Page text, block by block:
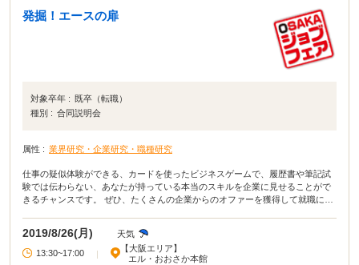
発掘！エースの扉
対象卒年 : 既卒（転職）
種別 : 合同説明会
属性 : 業界研究・企業研究・職種研究
仕事の疑似体験ができる、カードを使ったビジネスゲームで、履歴書や筆記試
験では伝わらない、あなたが持っている本当のスキルを企業に見せることがで
きるチャンスです。 ぜひ、たくさんの企業からのオファーを獲得して就職につ
2019/8/26(月)
天気
13:30~17:00
|
【大阪エリア】
エル・おおさか本館